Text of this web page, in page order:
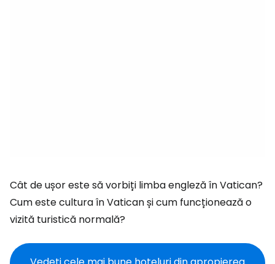
Cât de ușor este să vorbiți limba engleză în Vatican?
Cum este cultura în Vatican și cum funcționează o
vizită turistică normală?